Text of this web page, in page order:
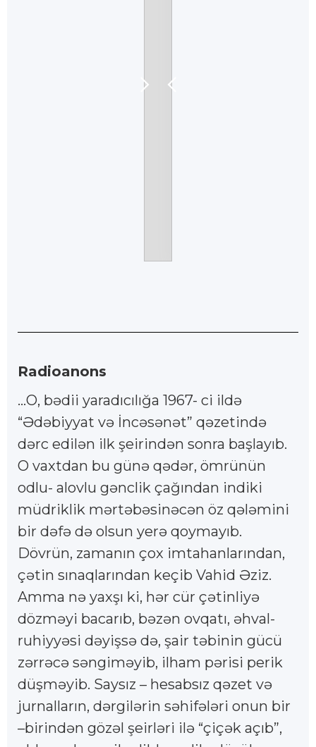
Radioanons
…O, bədii yaradıcılığa 1967- ci ildə
“Ədəbiyyat və İncəsənət” qəzetində
dərc edilən ilk şeirindən sonra başlayıb.
O vaxtdan bu günə qədər, ömrünün
odlu- alovlu gənclik çağından indiki
müdriklik mərtəbəsinəcən öz qələmini
bir dəfə də olsun yerə qoymayıb.
Dövrün, zamanın çox imtahanlarından,
çətin sınaqlarından keçib Vahid Əziz.
Amma nə yaxşı ki, hər cür çətinliyə
dözməyi bacarıb, bəzən ovqatı, əhval-
ruhiyyəsi dəyişsə də, şair təbinin gücü
zərrəcə səngiməyib, ilham pərisi perik
düşməyib. Saysız – hesabsız qəzet və
jurnalların, dərgilərin səhifələri onun bir
–birindən gözəl şeirləri ilə “çiçək açıb”,